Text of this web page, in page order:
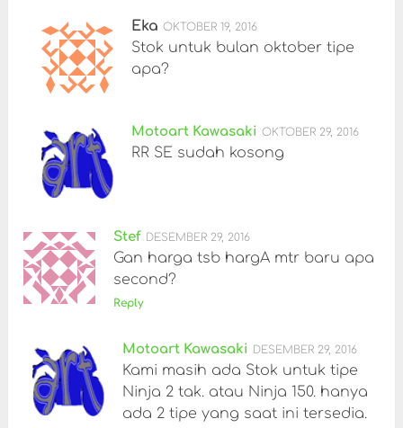
Eka OKTOBER 19, 2016
Stok untuk bulan oktober tipe
apa?
Motoart Kawasaki OKTOBER 29, 2016
RR SE sudah kosong
Stef DESEMBER 29, 2016
Gan harga tsb hargA mtr baru apa
second?
Reply
Motoart Kawasaki DESEMBER 29, 2016
Kami masih ada Stok untuk tipe
Ninja 2 tak. atau Ninja 150. hanya
ada 2 tipe yang saat ini tersedia.